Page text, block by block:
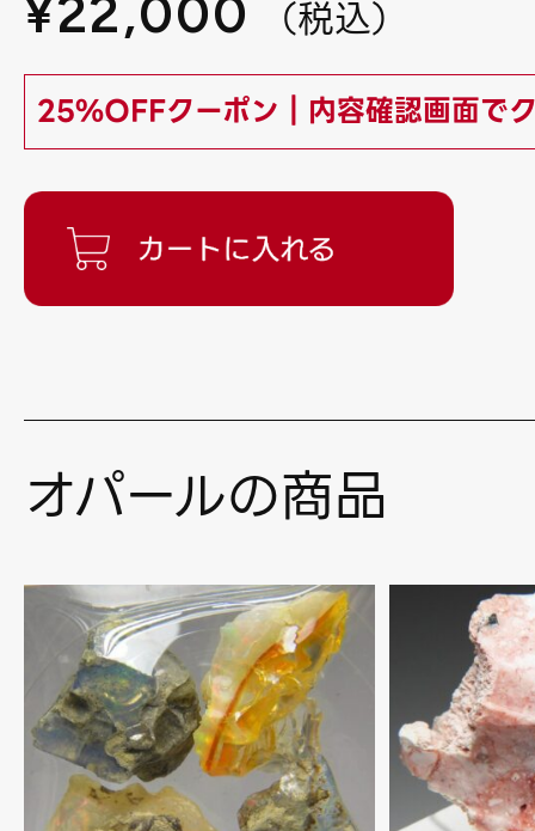
¥22,000 （税込）
25%OFFクーポン｜内容確認画面で
オパールの商品